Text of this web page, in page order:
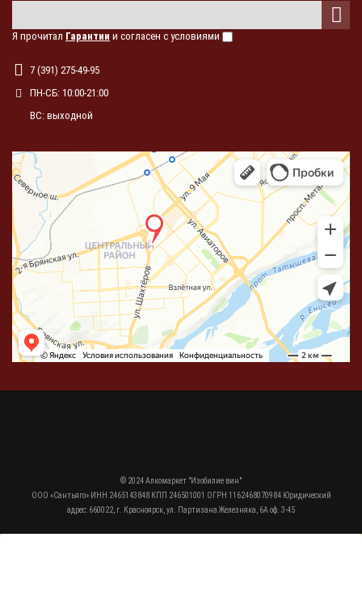
Я прочитал Гарантии и согласен с условиями
7 (391) 275-49-95
ПН-СБ: 10:00-21:00
ВС: выходной
© 2024 Алкомаркет "Изобилие вин"
ООО «Сантьяго» ИНН 2465143848 КПП 246501001 ОГРН 1162468070984 Юридический
адрес: 660022, г. Красноярск, ул. Партизана Железняка, 6А оф. 3-45